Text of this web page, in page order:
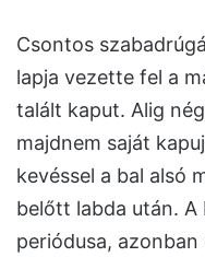
Csontos
lapja vezette fel a
talált kaput. Alig
majdnem saját
kevéssel a bal alsó
belőtt labda után.
periódusa,